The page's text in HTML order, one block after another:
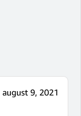
august 9, 2021